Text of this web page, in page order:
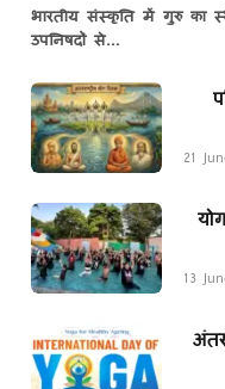
भारतीय संस्कृति में गुरु का
उपनिषदों से…
21
13